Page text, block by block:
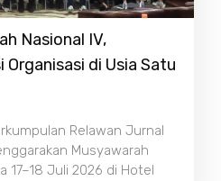
Nasional IV,
di Usia Satu
Relawan Jurnal
Musyawarah
17–18 Juli 2026 di Hotel